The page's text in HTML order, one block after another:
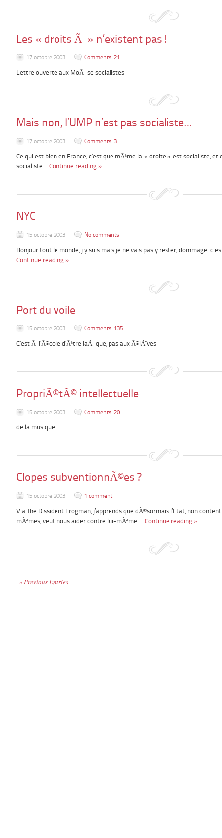
Les « droits Ã » n’existent pas!
17 octobre 2003 Comments: 21
Lettre ouverte aux MoÃ¯se socialistes
Mais non, l’UMP n’est pas socialiste…
17 octobre 2003 Comments: 3
Ce qui est bien en France, c’est que mÃªme la « droite » est socialiste,
socialiste… Continue reading »
NYC
15 octobre 2003 No comments
Bonjour tout le monde, j y suis mais je ne vais pas y rester, dommage. c
Continue reading »
Port du voile
15 octobre 2003 Comments: 135
C’est Ã l’Ã©cole d’Ãªtre laÃ¯que, pas aux Ã©lÃ¨ves
PropriÃ©tÃ© intellectuelle
15 octobre 2003 Comments: 20
de la musique
Clopes subventionnÃ©es ?
15 octobre 2003 1 comment
Via The Dissident Frogman, j’apprends que dÃ©sormais l’Etat, non
mÃªmes, veut nous aider contre lui-mÃªme:… Continue reading »
« Previous Entries